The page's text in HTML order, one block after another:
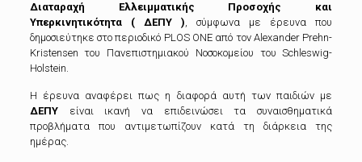
Διαταραχή Ελλειμματικής Προσοχής και
Υπερκινητικότητα ( ΔΕΠΥ ), σύμφωνα με έρευνα που
δημοσιεύτηκε στο περιοδικό PLOS ONE από τον Alexander Prehn-
Kristensen του Πανεπιστημιακού Νοσοκομείου του Schleswig-
Holstein.
Η έρευνα αναφέρει πως η διαφορά αυτή των παιδιών με
ΔΕΠΥείναι ικανή να επιδεινώσει τα συναισθηματικά
προβλήματα που αντιμετωπίζουν κατά τη διάρκεια της
ημέρας.